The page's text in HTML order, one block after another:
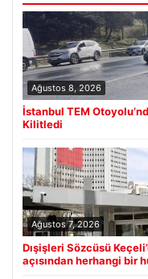
Ağustos 8, 2026
İstanbul TEM
Kilitledi
Ağustos 7, 2026
Dışişleri Sözcüsü
açısından herhangi bir